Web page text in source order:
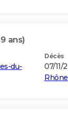
ans)
du-
Décès
07/11/
Rhône